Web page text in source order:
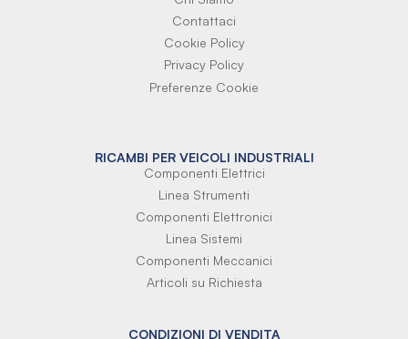
Contattaci
Cookie Policy
Privacy Policy
Preferenze Cookie
RICAMBI PER VEICOLI INDUSTRIALI
Componenti Elettrici
Linea Strumenti
Componenti Elettronici
Linea Sistemi
Componenti Meccanici
Articoli su Richiesta
CONDIZIONI DI VENDITA